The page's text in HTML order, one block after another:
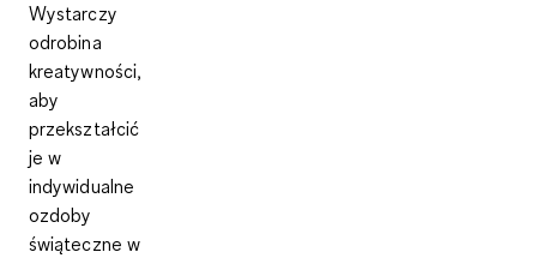
Wystarczy
odrobina
kreatywności,
aby
przekształcić
je w
indywidualne
ozdoby
świąteczne w